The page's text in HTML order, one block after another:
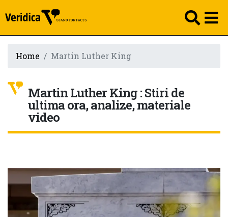
Home Martin Luther King
Martin Luther King : Stiri de
ultima ora, analize, materiale
video